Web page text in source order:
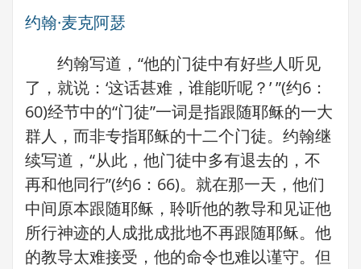
约翰·麦克阿瑟
约翰写道，“他的门徒中有好些人听见
了，就说：‘这话甚难，谁能听呢？’ ”(约6：
60)经节中的“门徒”一词是指跟随耶稣的一大
群人，而非专指耶稣的十二个门徒。约翰继
续写道，“从此，他门徒中多有退去的，不
再和他同行”(约6：66)。就在那一天，他们
中间原本跟随耶稣，聆听他的教导和见证他
所行神迹的人成批成批地不再跟随耶稣。他
的教导太难接受，他的命令也难以谨守。但